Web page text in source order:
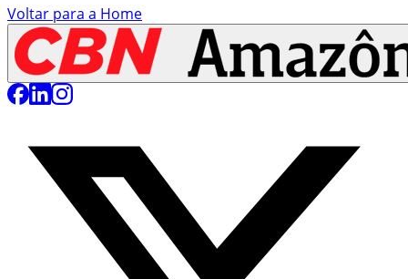
Voltar para a Home